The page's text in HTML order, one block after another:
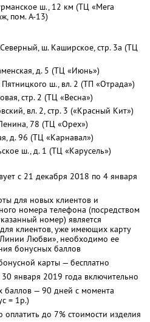
ш., 12 км (ТЦ «Мега
пом. А-13)
ш. Каширское, стр. 3а (ТЦ
д. 5 (ТЦ «Июнь»)
Пятницкого ш., вл. 2 (ТП «Отрада»)
стр. 2 (ТЦ «Весна»)
вл. 2, стр. 3 («Красный Кит»)
78 (ТЦ «Орех»)
д. 96 (ТЦ «Карнавал»)
ш., д. 1 (ТЦ «Карусель»)
с 21 декабря 2018 по 4 января
для новых клиентов и
номера телефона (посредством
номер) является
клиентов, уже имеющих карту
Любви», необходимо ее
бонусных баллов
карты — бесплатно
января 2019 года включительно
баллов — 90 дней с момента
= 1р.)
до 7% стоимости изделия